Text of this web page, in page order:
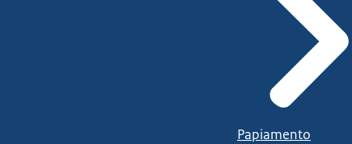
Papiamento